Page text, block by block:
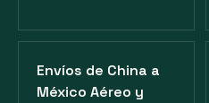
Envíos de China a
México Aéreo y